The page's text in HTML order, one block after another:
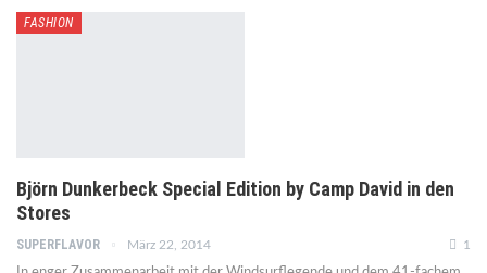
FASHION
Björn Dunkerbeck Special Edition by Camp David in den
Stores
SUPERFLAVOR März 22, 2014 1